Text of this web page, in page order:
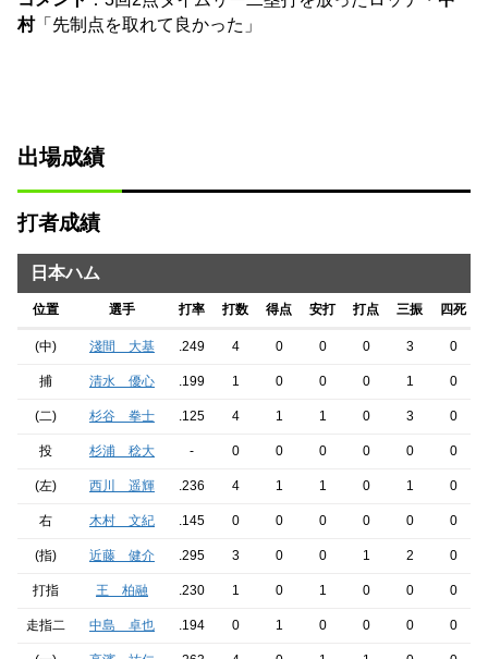
村「先制点を取れて良かった」
出場成績
打者成績
日本ハム
位置 選手 打率 打数 得点 安打 打点 三振 四死
(中) 淺間 大基 .249 4 0 0 0 3 0
捕 清水 優心 .199 1 0 0 0 1 0
(二) 杉谷 拳士 .125 4 1 1 0 3 0
投 杉浦 稔大 - 0 0 0 0 0 0
(左) 西川 遥輝 .236 4 1 1 0 1 0
右 木村 文紀 .145 0 0 0 0 0 0
(指) 近藤 健介 .295 3 0 0 1 2 0
打指 王 柏融 .230 1 0 1 0 0 0
走指二 中島 卓也 .194 0 1 0 0 0 0